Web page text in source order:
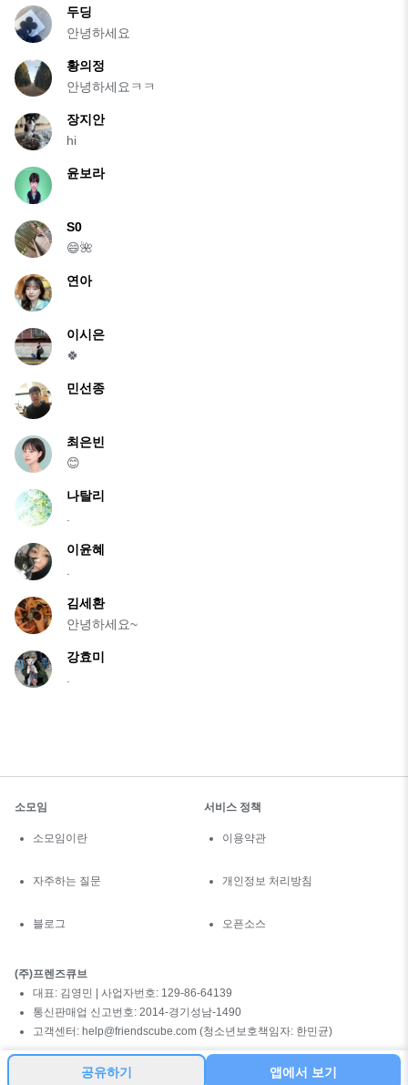
두딩
안녕하세요
황의정
안녕하세요ㅋㅋ
장지안
hi
윤보라
S0
😄🌺
연아
이시은
🍀
민선종
최은빈
😊
나탈리
이윤혜
김세환
안녕하세요~
강효미
공유하기 앱에서 보기
소모임
소모임이란
자주하는 질문
블로그
서비스 정책
이용약관
개인정보 처리방침
오픈소스
(주)프렌즈큐브
대표: 김영민 | 사업자번호: 129-86-64139
통신판매업 신고번호: 2014-경기성남-1490
고객센터: help@friendscube.com (청소년보호책임자: 한민균)